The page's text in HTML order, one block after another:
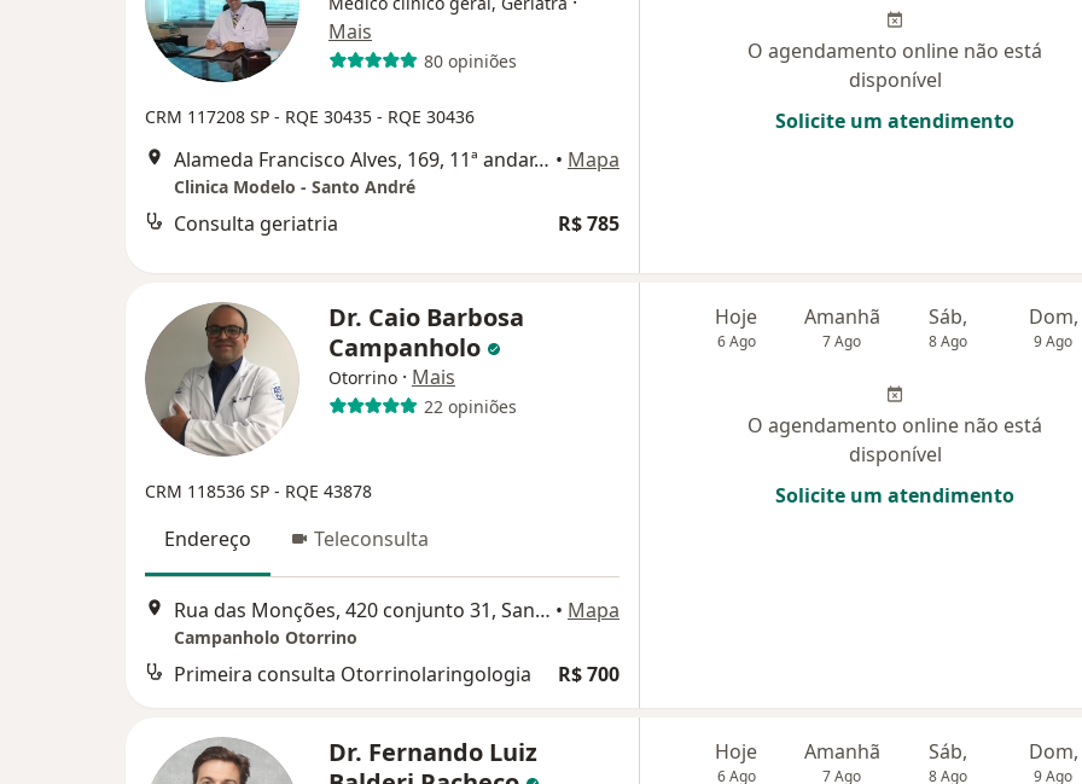
Mais
80 opiniões
CRM 117208 SP - RQE 30435 - RQE 30436
Alameda Francisco Alves, 169, 11ª andar, sala 112, Jardim, Santo André • Mapa
Clinica Modelo - Santo André
Consulta geriatria R$ 785
O agendamento online não está
disponível
Solicite um atendimento
Dr. Caio Barbosa
Campanholo
Otorrino · Mais
22 opiniões
CRM 118536 SP - RQE 43878
Endereço Teleconsulta
Rua das Monções, 420 conjunto 31, Santo André • Mapa
Campanholo Otorrino
Primeira consulta Otorrinolaringologia R$ 700
Hoje
6 Ago
Amanhã
7 Ago
Sáb,
8 Ago
Dom,
9 Ago
O agendamento online não está
disponível
Solicite um atendimento
Dr. Fernando Luiz
Hoje
6 Ago
Amanhã
7 Ago
Sáb,
8 Ago
Dom,
9 Ago